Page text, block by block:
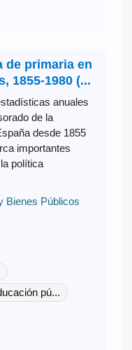
de primaria en
1855-1980 (...
anuales
de la
desde 1855
importantes
política
Bienes Públicos
pú...